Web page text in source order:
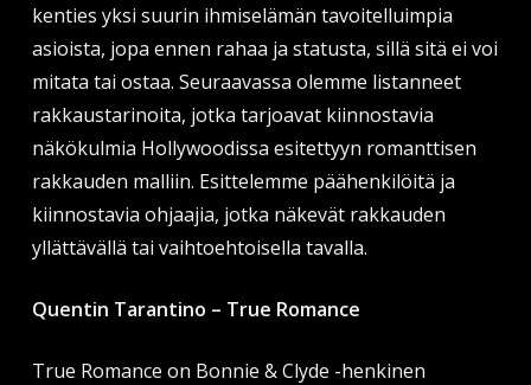
kenties yksi suurin ihmiselämän tavoitelluimpia
asioista, jopa ennen rahaa ja statusta, sillä sitä ei voi
mitata tai ostaa. Seuraavassa olemme listanneet
rakkaustarinoita, jotka tarjoavat kiinnostavia
näkökulmia Hollywoodissa esitettyyn romanttisen
rakkauden malliin. Esittelemme päähenkilöitä ja
kiinnostavia ohjaajia, jotka näkevät rakkauden
yllättävällä tai vaihtoehtoisella tavalla.
Quentin Tarantino – True Romance
True Romance on Bonnie & Clyde -henkinen